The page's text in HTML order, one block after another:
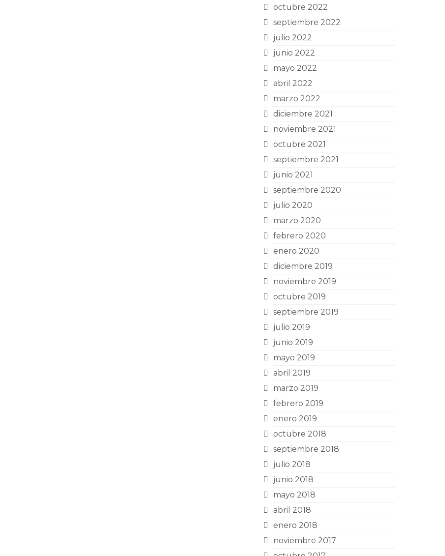
octubre 2022
septiembre 2022
julio 2022
junio 2022
mayo 2022
abril 2022
marzo 2022
diciembre 2021
noviembre 2021
octubre 2021
septiembre 2021
junio 2021
septiembre 2020
julio 2020
marzo 2020
febrero 2020
enero 2020
diciembre 2019
noviembre 2019
octubre 2019
septiembre 2019
julio 2019
junio 2019
mayo 2019
abril 2019
marzo 2019
febrero 2019
enero 2019
octubre 2018
septiembre 2018
julio 2018
junio 2018
mayo 2018
abril 2018
enero 2018
noviembre 2017